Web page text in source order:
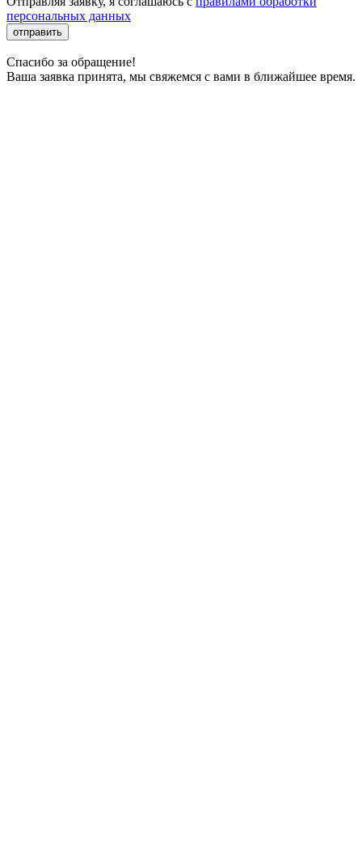
персональных данных
отправить
Спасибо за обращение!
Ваша заявка принята, мы свяжемся с вами в ближайшее время.